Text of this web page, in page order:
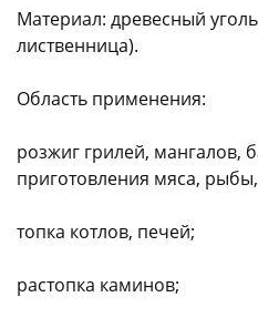
Материал: древесный
лиственница).
Область применения:
розжиг грилей, мангалов,
приготовления мяса,
топка котлов, печей;
растопка каминов;